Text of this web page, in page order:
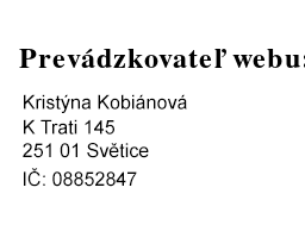
Prevádzkovateľ